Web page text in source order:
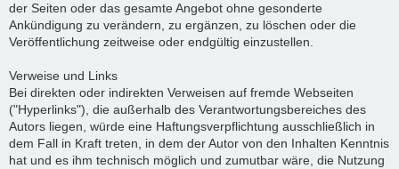
der Seiten oder das gesamte Angebot ohne gesonderte
Ankündigung zu verändern, zu ergänzen, zu löschen oder die
Veröffentlichung zeitweise oder endgültig einzustellen.
Verweise und Links
Bei direkten oder indirekten Verweisen auf fremde Webseiten
("Hyperlinks"), die außerhalb des Verantwortungsbereiches des
Autors liegen, würde eine Haftungsverpflichtung ausschließlich in
dem Fall in Kraft treten, in dem der Autor von den Inhalten Kenntnis
hat und es ihm technisch möglich und zumutbar wäre, die Nutzung